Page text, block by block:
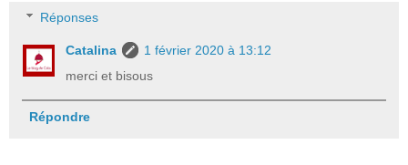
Réponses
Catalina
1 février 2020 à 13:12
merci et bisous
Répondre